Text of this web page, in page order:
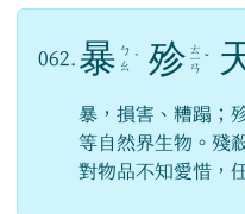
062. 暴 ㄅ
ㄠ ˋ 殄 ㄊ
ㄧ
ㄢ
ˇ
暴，損害、糟蹋；
等自然界生物。殘
對物品不知愛惜，